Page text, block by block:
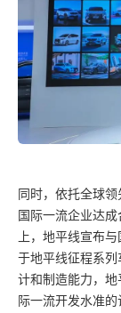
同时，依托全球
国际一流企业达
上，地平线宣布
于地平线征程系
计和制造能力，
际一流开发水准